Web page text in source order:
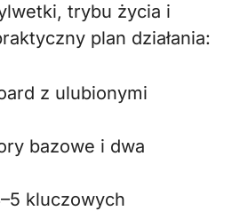
trybu życia i
plan działania:
z ulubionymi
bazowe i dwa
kluczowych